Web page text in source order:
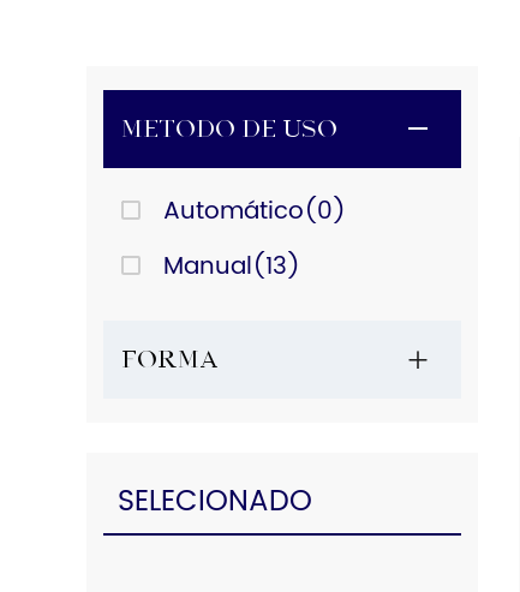
Método de uso
Automático(0)
Manual(13)
Forma
SELECIONADO